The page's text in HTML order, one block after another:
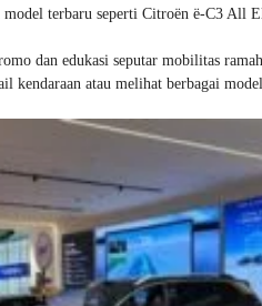
terbaru seperti Citroën ë-C3 All
dan edukasi seputar mobilitas
kendaraan atau melihat berbagai